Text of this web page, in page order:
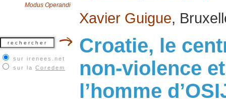
Modus Operandi
sur irenees.net
sur la Coredem
Xavier Guigue,
Croatie, le
non-violence
l’homme